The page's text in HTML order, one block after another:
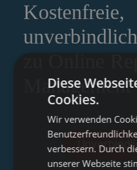
Kostenfreie,
zu Online
Management
Diese
Cookies.
Wir verwenden
verbessern. Durch
unserer Webseite